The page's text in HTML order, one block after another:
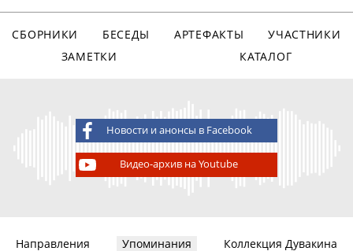
СБОРНИКИ БЕСЕДЫ АРТЕФАКТЫ
УЧАСТНИКИ
ЗАМЕТКИ
КАТАЛОГ
Новости и анонсы в Facebook
Видео-архив на Youtube
Направления Упоминания
Коллекция Дувакина